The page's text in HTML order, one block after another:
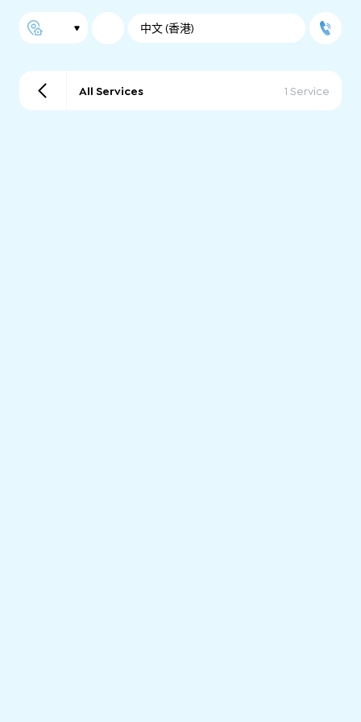
中文 (香港)
All Services 1 Service